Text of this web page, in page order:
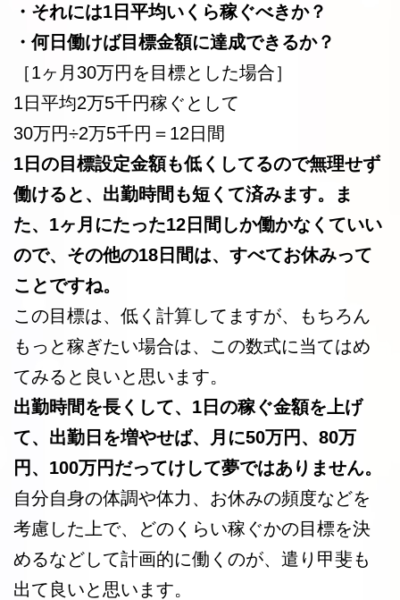
・それには1日平均いくら稼ぐべきか？
・何日働けば目標金額に達成できるか？
［1ヶ月30万円を目標とした場合］
1日平均2万5千円稼ぐとして
30万円÷2万5千円＝12日間
1日の目標設定金額も低くしてるので無理せず
働けると、出勤時間も短くて済みます。ま
た、1ヶ月にたった12日間しか働かなくていい
ので、その他の18日間は、すべてお休みって
ことですね。
この目標は、低く計算してますが、もちろん
もっと稼ぎたい場合は、この数式に当てはめ
てみると良いと思います。
出勤時間を長くして、1日の稼ぐ金額を上げ
て、出勤日を増やせば、月に50万円、80万
円、100万円だってけして夢ではありません。
自分自身の体調や体力、お休みの頻度などを
考慮した上で、どのくらい稼ぐかの目標を決
めるなどして計画的に働くのが、遣り甲斐も
出て良いと思います。